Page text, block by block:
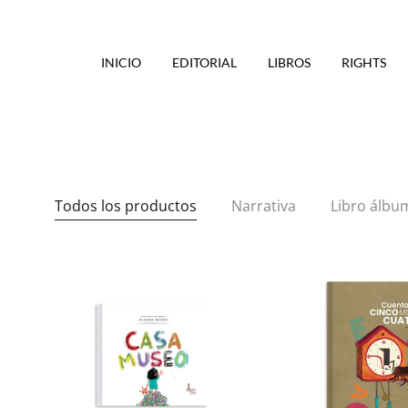
INICIO EDITORIAL LIBROS RIGHTS
Todos los productos Narrativa Libro